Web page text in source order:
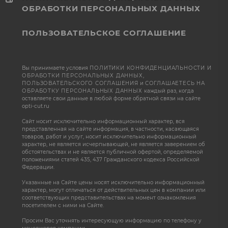
ОБРАБОТКИ ПЕРСОНАЛЬНЫХ ДАННЫХ
ПОЛЬЗОВАТЕЛЬСКОЕ СОГЛАШЕНИЕ
Вы принимаете условия ПОЛИТИКИ КОНФИДЕНЦИАЛЬНОСТИ И
ОБРАБОТКИ ПЕРСОНАЛЬНЫХ ДАННЫХ,
ПОЛЬЗОВАТЕЛЬСКОГО СОГЛАШЕНИЯ и СОГЛАШАЕТЕСЬ НА
ОБРАБОТКУ ПЕРСОНАЛЬНЫХ ДАННЫХ каждый раз, когда
оставляете свои данные в любой форме обратной связи на сайте
opti-cut.ru
Сайт носит исключительно информационный характер, вся
представленная на сайте информация, в частности, касающаяся
товаров, работ и услуг, носит исключительно информационный
характер, не является исчерпывающей, не является заверением об
обстоятельствах и не является публичной офертой, определяемой
положениями статей 435, 437 Гражданского кодекса Российской
Федерации.
Указанные на Сайте цены носят исключительно информационный
характер, могут отличаться от действительных цен в компании или
соответствующих представительствах на момент ознакомления
посетителем с ними на Сайте.
Просим Вас уточнять интересующую информацию по телефону у